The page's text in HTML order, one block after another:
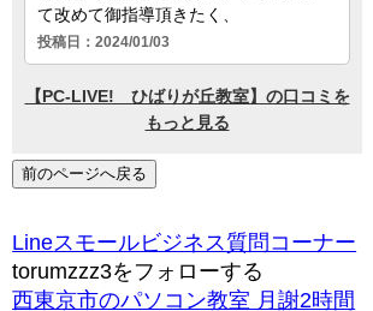
前のページへ戻る
Lineスモールビジネス 質問コーナー
torumzzz3をフォローする
西東京市のパソコン教室 月謝2時間